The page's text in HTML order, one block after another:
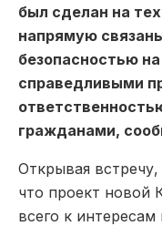
был сделан на
напрямую
безопасностью
справедливыми
гражданами,
Открывая
что проект новой
всего к интересам